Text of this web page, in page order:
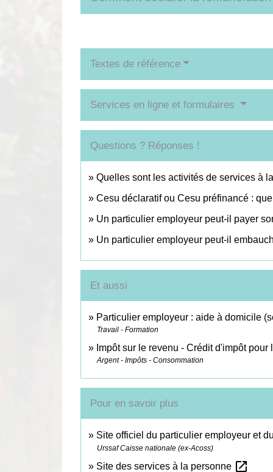
Textes de référence
Services en ligne et formulaires
Questions ? Réponses !
Quelles sont les activités de services à
Cesu déclaratif ou Cesu préfinancé :
Un particulier employeur peut-il payer
Un particulier employeur peut-il
Et aussi
Particulier employeur : aide à domicile
Travail - Formation
Impôt sur le revenu - Crédit d'impôt
Argent - Impôts - Consommation
Pour en savoir plus
Site officiel du particulier employeur et
Urssaf Caisse nationale (ex-Acoss)
Site des services à la personne open_in_new